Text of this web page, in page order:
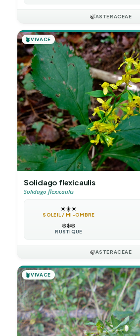
🍃ASTERACEAE
🪴VIVACE
Solidago flexicaulis
Solidago flexicaulis
☀️☀️☀️
SOLEIL / MI-OMBRE
❄️❄️❄️
RUSTIQUE
🍃ASTERACEAE
🪴VIVACE